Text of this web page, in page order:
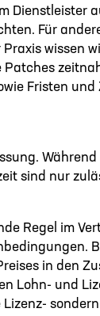
Für
wissen
Fristen
sind nur
Regel im
in den
Lohn- und